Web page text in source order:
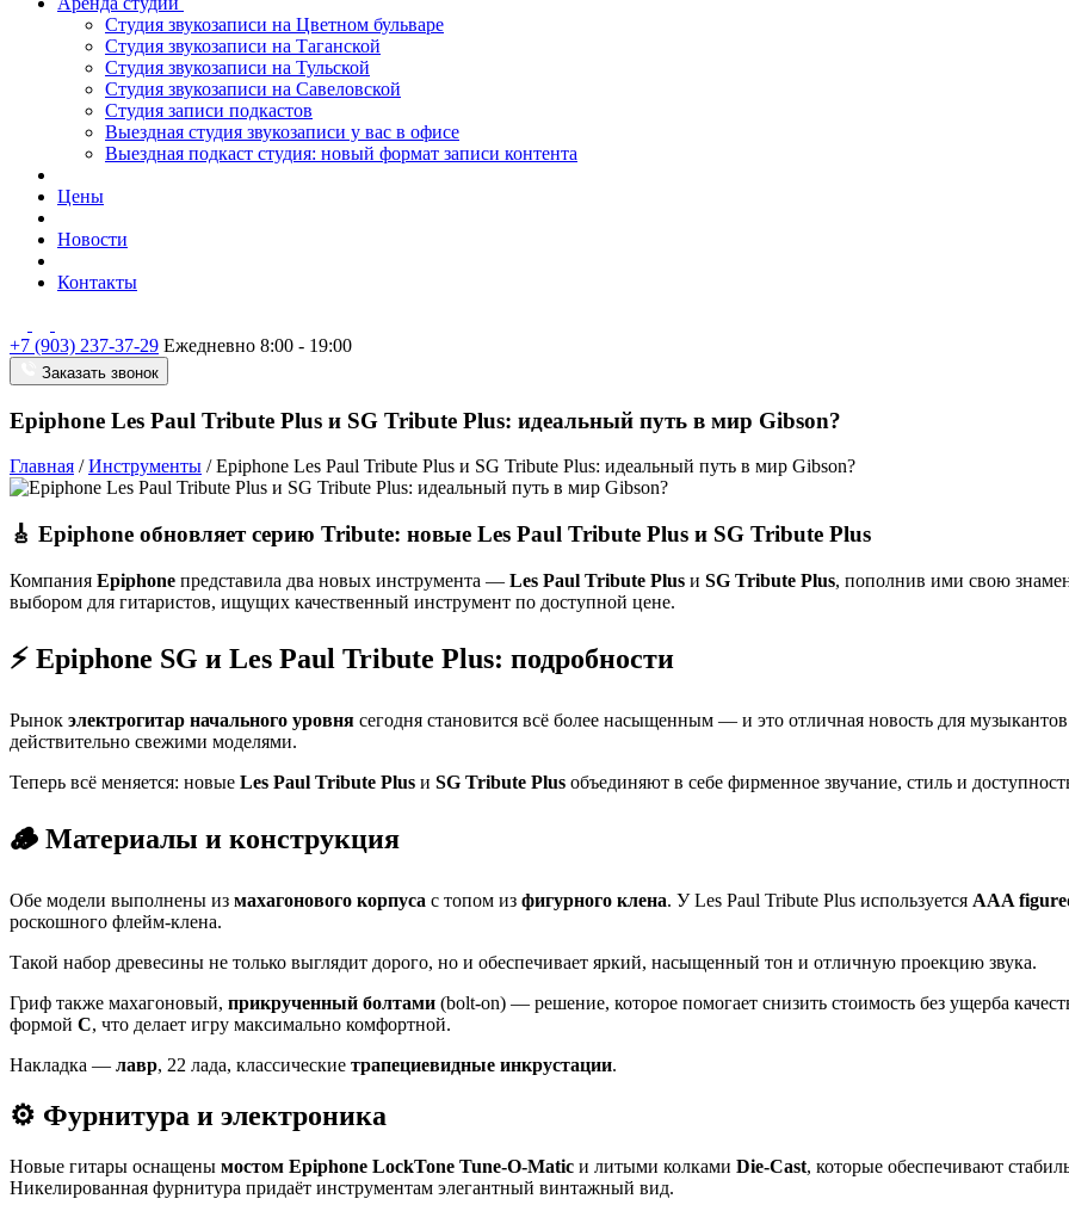
Студия звукозаписи на Цветном бульваре
Студия звукозаписи на Таганской
Студия звукозаписи на Тульской
Студия звукозаписи на Савеловской
Студия записи подкастов
Выездная студия звукозаписи у вас в офисе
Выездная подкаст студия: новый формат записи контента
Цены
Новости
Контакты
+7 (903) 237-37-29 Ежедневно 8:00 - 19:00
Заказать звонок
Epiphone Les Paul Tribute Plus и SG Tribute Plus: идеальный путь в мир Gibson?
Главная /Инструменты /Epiphone Les Paul Tribute Plus и SG Tribute Plus: идеальный путь в мир Gibson?
🎸 Epiphone обновляет серию Tribute: новые Les Paul Tribute Plus и SG Tribute Plus
Компания Epiphone представила два новых инструмента — Les Paul Tribute Plus и SG Tribute Plus, пополнив ими свою
выбором для гитаристов, ищущих качественный инструмент по доступной цене.
⚡ Epiphone SG и Les Paul Tribute Plus: подробности
Рынок электрогитар начального уровня сегодня становится всё более насыщенным — и это отличная новость для
действительно свежими моделями.
Теперь всё меняется: новые Les Paul Tribute Plus и SG Tribute Plus объединяют в себе фирменное звучание, стиль и
🪵 Материалы и конструкция
Обе модели выполнены из махагонового корпуса с топом из фигурного клена. У Les Paul Tribute Plus используется AAA
роскошного флейм-клена.
Такой набор древесины не только выглядит дорого, но и обеспечивает яркий, насыщенный тон и отличную проекцию звука.
Гриф также махагоновый, прикрученный болтами (bolt-on) — решение, которое помогает снизить стоимость без ущерба
формой C, что делает игру максимально комфортной.
Накладка — лавр, 22 лада, классические трапециевидные инкрустации.
⚙️ Фурнитура и электроника
Новые гитары оснащены мостом Epiphone LockTone Tune-O-Matic и литыми колками Die-Cast, которые обеспечивают
Никелированная фурнитура придаёт инструментам элегантный винтажный вид.